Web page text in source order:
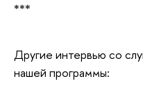
***
Другие интервью со
нашей программы: